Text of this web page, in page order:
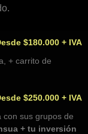
$180.000 + IVA
+ carrito de
$250.000 + IVA
con sus grupos de
+ tu inversión